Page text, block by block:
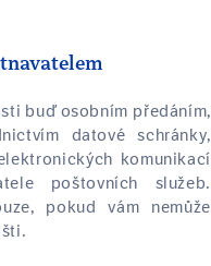
buď osobním předáním,
datové schránky,
komunikací
poštovních služeb.
pokud vám nemůže